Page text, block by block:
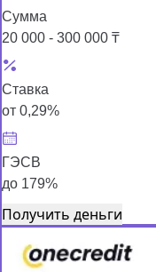
Сумма
20 000 - 300 000 ₸
Ставка
от 0,29%
ГЭСВ
до 179%
Получить деньги